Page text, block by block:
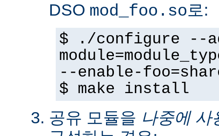
DSO mod_foo.so로:
$ ./configure --
--enable-
$ make install
공유 모듈을 나중에 사